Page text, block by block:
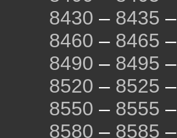
8430 – 8435 –
8460 – 8465 –
8490 – 8495 –
8520 – 8525 –
8550 – 8555 –
8580 – 8585 –